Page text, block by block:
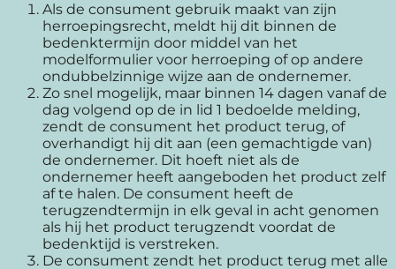
Als de consument gebruik maakt van zijn
herroepingsrecht, meldt hij dit binnen de
bedenktermijn door middel van het
modelformulier voor herroeping of op andere
ondubbelzinnige wijze aan de ondernemer.
Zo snel mogelijk, maar binnen 14 dagen vanaf de
dag volgend op de in lid 1 bedoelde melding,
zendt de consument het product terug, of
overhandigt hij dit aan (een gemachtigde van)
de ondernemer. Dit hoeft niet als de
ondernemer heeft aangeboden het product zelf
af te halen. De consument heeft de
terugzendtermijn in elk geval in acht genomen
als hij het product terugzendt voordat de
bedenktijd is verstreken.
De consument zendt het product terug met alle